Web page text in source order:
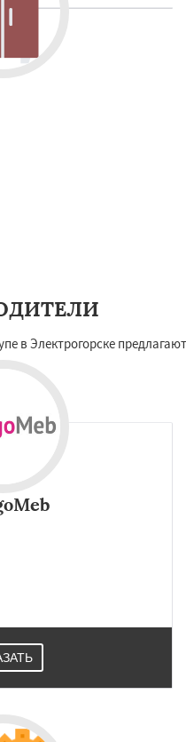
в Электрогорске